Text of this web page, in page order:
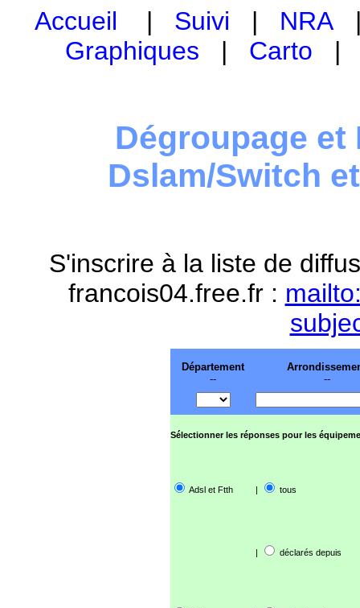
Accueil | Suivi | NRA
Graphiques | Carto
Dégroupage et
Dslam/Switch
S'inscrire à la liste de
francois04.free.fr :
Département
--
--
Sélectionner les réponses pour les
Adsl et Ftth | tous
| déclarés depuis